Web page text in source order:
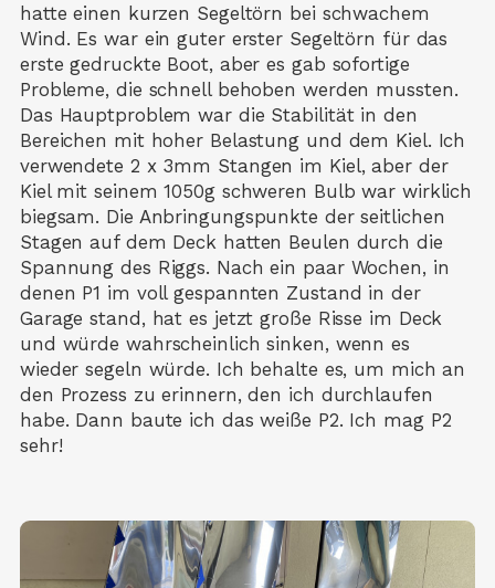
hatte einen kurzen Segeltörn bei schwachem
Wind. Es war ein guter erster Segeltörn für das
erste gedruckte Boot, aber es gab sofortige
Probleme, die schnell behoben werden mussten.
Das Hauptproblem war die Stabilität in den
Bereichen mit hoher Belastung und dem Kiel. Ich
verwendete 2 x 3mm Stangen im Kiel, aber der
Kiel mit seinem 1050g schweren Bulb war wirklich
biegsam. Die Anbringungspunkte der seitlichen
Stagen auf dem Deck hatten Beulen durch die
Spannung des Riggs. Nach ein paar Wochen, in
denen P1 im voll gespannten Zustand in der
Garage stand, hat es jetzt große Risse im Deck
und würde wahrscheinlich sinken, wenn es
wieder segeln würde. Ich behalte es, um mich an
den Prozess zu erinnern, den ich durchlaufen
habe. Dann baute ich das weiße P2. Ich mag P2
sehr!